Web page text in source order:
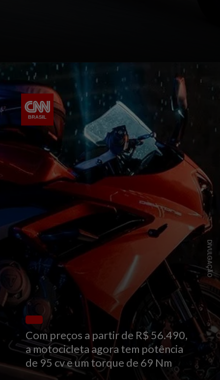
DIVULGAÇÃO
Com preços a partir de R$ 56.490,
a motocicleta agora tem potência
de 95 cv e um torque de 69 Nm